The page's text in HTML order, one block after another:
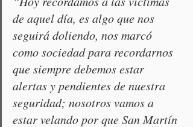
de aquel día, es algo que nos
seguirá doliendo, nos marcó
como sociedad para recordarnos
que siempre debemos estar
alertas y pendientes de nuestra
seguridad; nosotros vamos a
estar velando por que San Martín